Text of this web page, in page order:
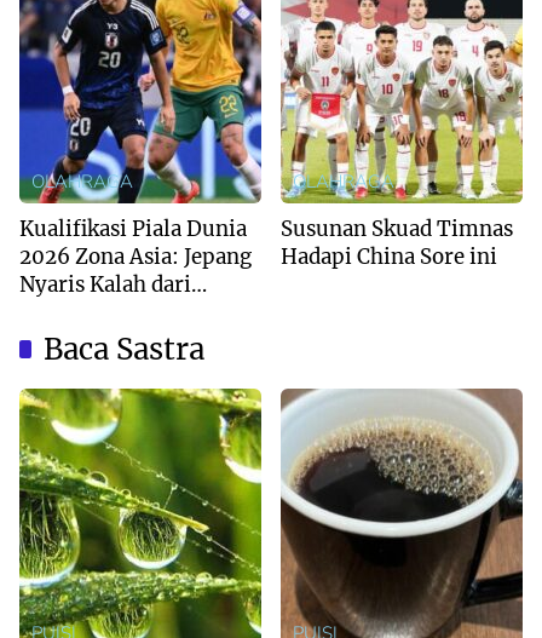
OLAHRAGA
Kualifikasi Piala Dunia
2026 Zona Asia: Jepang
Nyaris Kalah dari
OLAHRAGA
Susunan Skuad Timnas
Hadapi China Sore ini
Baca Sastra